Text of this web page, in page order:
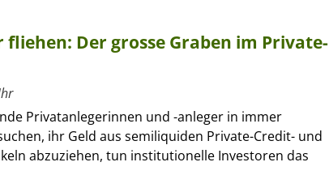
Der grosse Graben im Private-
Privatanlegerinnen und -anleger in immer
ihr Geld aus semiliquiden Private-Credit- und
abzuziehen, tun institutionelle Investoren das